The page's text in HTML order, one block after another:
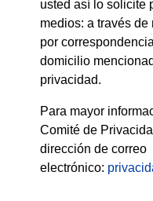
usted así lo solicite
medios: a través
por
domicilio
privacidad.
Para mayor
Comité de
dirección de correo
electrónico: